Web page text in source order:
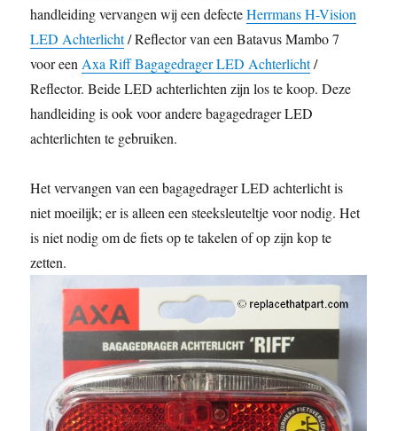
o
o
e
r
t
A
p
p
r
e
s
t
d
I
n
i
n
k
handleiding vervangen wij een defecteHerrmans H-Vision
LED Achterlicht/ Reflector van een Batavus Mambo 7
voor een Axa Riff Bagagedrager LED Achterlicht/
Reflector. Beide LED achterlichten zijn los te koop. Deze
handleiding is ook voor andere bagagedrager LED
achterlichten te gebruiken.
Het vervangen van een bagagedrager LED achterlicht is
niet moeilijk; er is alleen een steeksleuteltje voor nodig. Het
is niet nodig om de fiets op te takelen of op zijn kop te
zetten.